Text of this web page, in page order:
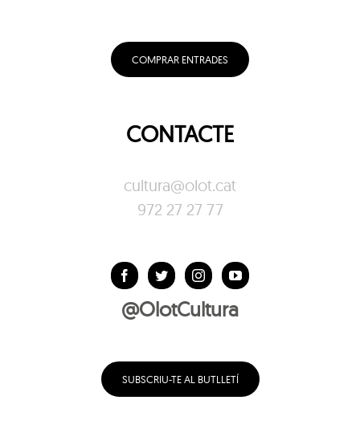
COMPRAR ENTRADES
CONTACTE
cultura@olot.cat
972 27 27 77
@OlotCultura
SUBSCRIU-TE AL BUTLLETÍ